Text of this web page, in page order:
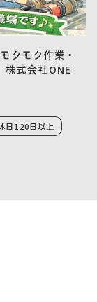
クモク作業・
株式会社ONE
日120日以上